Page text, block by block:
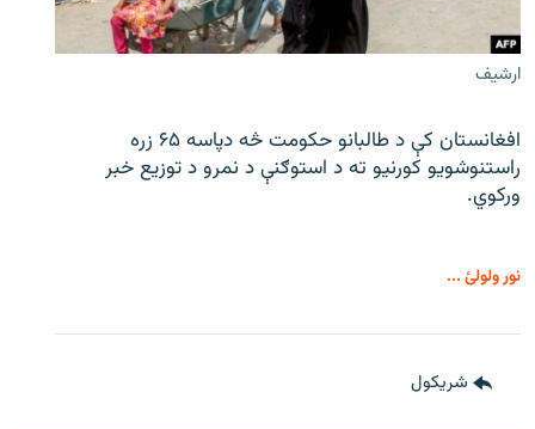
ارشیف
افغانستان کې د طالبانو حکومت څه دپاسه ۶۵ زره
راستنوشویو کورنیو ته د استوګنې د نمرو د توزیع خبر
ورکوي.
نور ولولئ ...
شريکول